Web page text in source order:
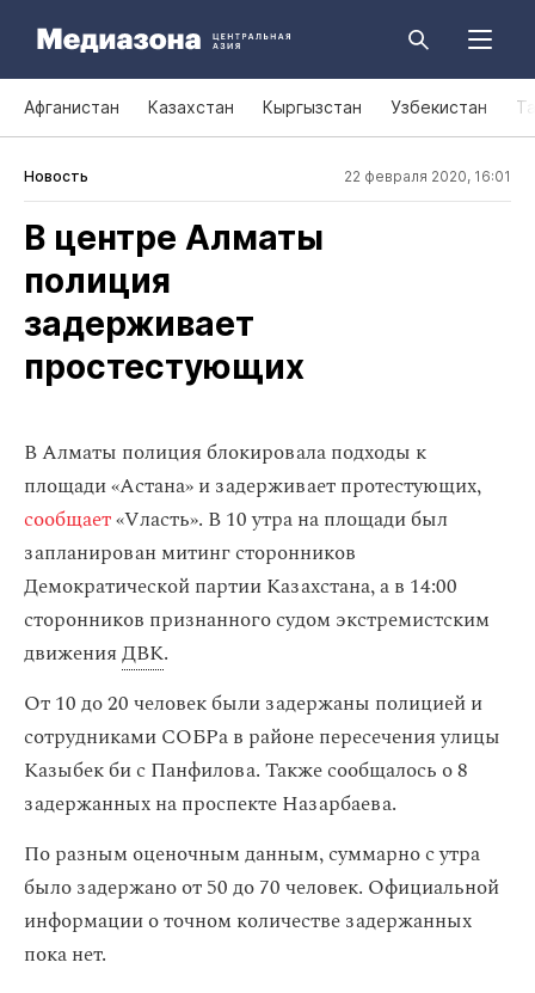
Афганистан Казахстан Кыргызстан Узбекистан
Новость 22 февраля 2020, 16:01
В центре Алматы
полиция
задерживает
простестующих
В Алматы полиция блокировала подходы к
площади «Астана» и задерживает протестующих,
сообщает«Vласть». В 10 утра на площади был
запланирован митинг сторонников
Демократической партии Казахстана, а в 14:00
сторонников признанного судом экстремистским
движенияДВК.
От 10 до 20 человек были задержаны полицией и
сотрудниками СОБРа в районе пересечения улицы
Казыбек би с Панфилова. Также сообщалось о 8
задержанных на проспекте Назарбаева.
По разным оценочным данным, суммарно с утра
было задержано от 50 до 70 человек. Официальной
информации о точном количестве задержанных
пока нет.